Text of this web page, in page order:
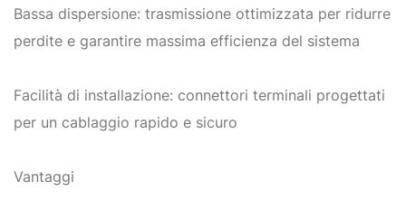
Bassa dispersione: trasmissione ottimizzata per ridurre
perdite e garantire massima efficienza del sistema
Facilità di installazione: connettori terminali progettati
per un cablaggio rapido e sicuro
Vantaggi